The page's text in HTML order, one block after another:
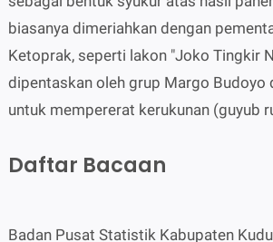
biasanya dimeriahkan dengan
Ketoprak, seperti lakon "Joko Tingkir
dipentaskan oleh grup Margo Budoyo
untuk mempererat kerukunan (guyub
Daftar Bacaan
Badan Pusat Statistik Kabupaten